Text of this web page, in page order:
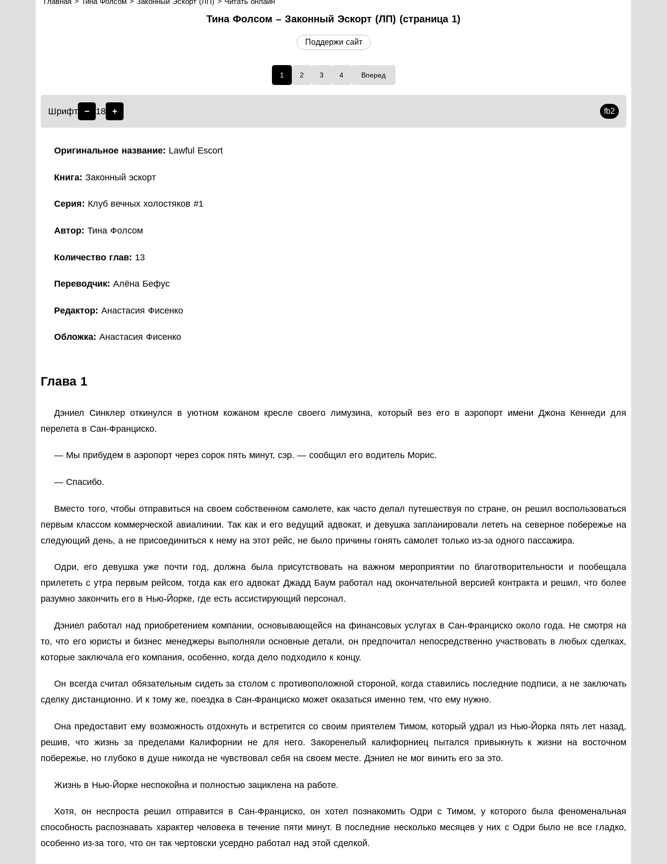
Тина Фолсом – Законный Эскорт (ЛП) (страница 1)
Поддержи сайт
1 2 3 4 Вперед
Шрифт − 18 + fb2
Оригинальное название: Lawful Escort
Книга: Законный эскорт
Серия: Клуб вечных холостяков #1
Автор: Тина Фолсом
Количество глав: 13
Переводчик: Алёна Бефус
Редактор: Анастасия Фисенко
Обложка: Анастасия Фисенко
Глава 1
Дэниел Синклер откинулся в уютном кожаном кресле своего лимузина, который вез его в аэропорт имени Джона Кеннеди для
перелета в Сан-Франциско.
— Мы прибудем в аэропорт через сорок пять минут, сэр. — сообщил его водитель Морис.
— Спасибо.
Вместо того, чтобы отправиться на своем собственном самолете, как часто делал путешествуя по стране, он решил воспользоваться
первым классом коммерческой авиалинии. Так как и его ведущий адвокат, и девушка запланировали лететь на северное побережье на
следующий день, а не присоединиться к нему на этот рейс, не было причины гонять самолет только из-за одного пассажира.
Одри, его девушка уже почти год, должна была присутствовать на важном мероприятии по благотворительности и пообещала
прилететь с утра первым рейсом, тогда как его адвокат Джадд Баум работал над окончательной версией контракта и решил, что более
разумно закончить его в Нью-Йорке, где есть ассистирующий персонал.
Дэниел работал над приобретением компании, основывающейся на финансовых услугах в Сан-Франциско около года. Не смотря на
то, что его юристы и бизнес менеджеры выполняли основные детали, он предпочитал непосредственно участвовать в любых сделках,
которые заключала его компания, особенно, когда дело подходило к концу.
Он всегда считал обязательным сидеть за столом с противоположной стороной, когда ставились последние подписи, а не заключать
сделку дистанционно. И к тому же, поездка в Сан-Франциско может оказаться именно тем, что ему нужно.
Она предоставит ему возможность отдохнуть и встретится со своим приятелем Тимом, который удрал из Нью-Йорка пять лет назад,
решив, что жизнь за пределами Калифорнии не для него. Закоренелый калифорниец пытался привыкнуть к жизни на восточном
побережье, но глубоко в душе никогда не чувствовал себя на своем месте. Дэниел не мог винить его за это.
Жизнь в Нью-Йорке неспокойна и полностью зациклена на работе.
Хотя, он неспроста решил отправится в Сан-Франциско, он хотел познакомить Одри с Тимом, у которого была феноменальная
способность распознавать характер человека в течение пяти минут. В последние несколько месяцев у них с Одри было не все гладко,
особенно из-за того, что он так чертовски усердно работал над этой сделкой.